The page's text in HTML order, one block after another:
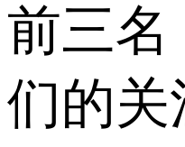
前三名
们的关